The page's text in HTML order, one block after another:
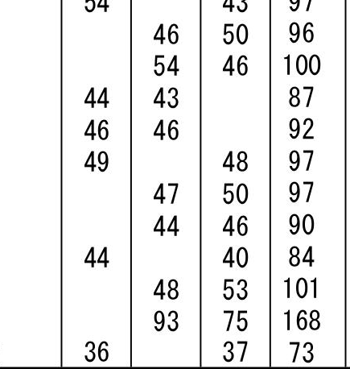
46 50 96
54 46 100
44 43 87
46 46 92
49 48 97
47 50 97
44 46 90
44 40 84
48 53 101
93 75 168
36 37 73